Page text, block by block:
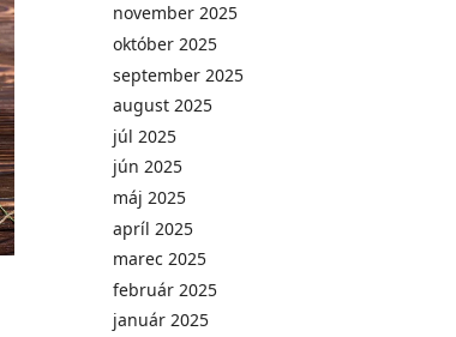
november 2025
október 2025
september 2025
august 2025
júl 2025
jún 2025
máj 2025
apríl 2025
marec 2025
február 2025
január 2025